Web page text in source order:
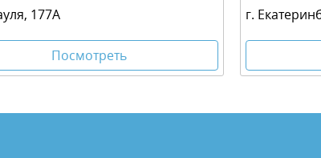
177А
Посмотреть
г.